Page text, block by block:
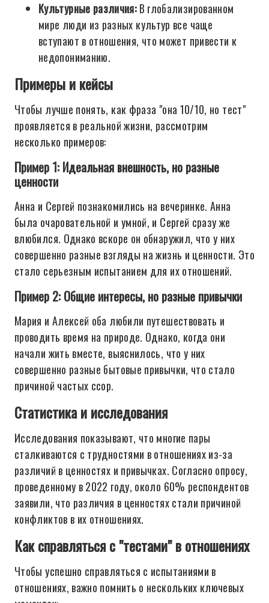
Культурные различия:В глобализированном
мире люди из разных культур все чаще
вступают в отношения, что может привести к
недопониманию.
Примеры и кейсы
Чтобы лучше понять, как фраза "она 10/10, но тест"
проявляется в реальной жизни, рассмотрим
несколько примеров:
Пример 1: Идеальная внешность, но разные
ценности
Анна и Сергей познакомились на вечеринке. Анна
была очаровательной и умной, и Сергей сразу же
влюбился. Однако вскоре он обнаружил, что у них
совершенно разные взгляды на жизнь и ценности. Это
стало серьезным испытанием для их отношений.
Пример 2: Общие интересы, но разные привычки
Мария и Алексей оба любили путешествовать и
проводить время на природе. Однако, когда они
начали жить вместе, выяснилось, что у них
совершенно разные бытовые привычки, что стало
причиной частых ссор.
Статистика и исследования
Исследования показывают, что многие пары
сталкиваются с трудностями в отношениях из-за
различий в ценностях и привычках. Согласно опросу,
проведенному в 2022 году, около 60% респондентов
заявили, что различия в ценностях стали причиной
конфликтов в их отношениях.
Как справляться с "тестами" в отношениях
Чтобы успешно справляться с испытаниями в
отношениях, важно помнить о нескольких ключевых